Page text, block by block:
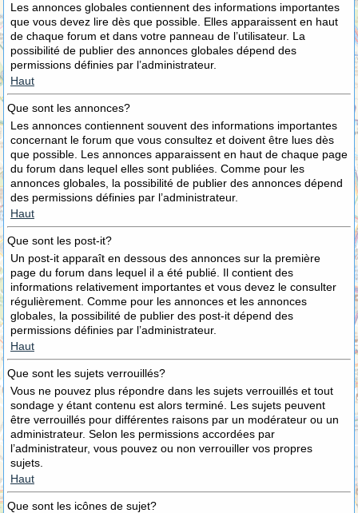
Les annonces globales contiennent des informations importantes
que vous devez lire dès que possible. Elles apparaissent en haut
de chaque forum et dans votre panneau de l’utilisateur. La
possibilité de publier des annonces globales dépend des
permissions définies par l’administrateur.
Haut
Que sont les annonces?
Les annonces contiennent souvent des informations importantes
concernant le forum que vous consultez et doivent être lues dès
que possible. Les annonces apparaissent en haut de chaque page
du forum dans lequel elles sont publiées. Comme pour les
annonces globales, la possibilité de publier des annonces dépend
des permissions définies par l’administrateur.
Haut
Que sont les post-it?
Un post-it apparaît en dessous des annonces sur la première
page du forum dans lequel il a été publié. Il contient des
informations relativement importantes et vous devez le consulter
régulièrement. Comme pour les annonces et les annonces
globales, la possibilité de publier des post-it dépend des
permissions définies par l’administrateur.
Haut
Que sont les sujets verrouillés?
Vous ne pouvez plus répondre dans les sujets verrouillés et tout
sondage y étant contenu est alors terminé. Les sujets peuvent
être verrouillés pour différentes raisons par un modérateur ou un
administrateur. Selon les permissions accordées par
l’administrateur, vous pouvez ou non verrouiller vos propres
sujets.
Haut
Que sont les icônes de sujet?